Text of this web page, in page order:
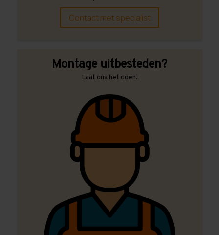
Contact met specialist
Montage uitbesteden?
Laat ons het doen!